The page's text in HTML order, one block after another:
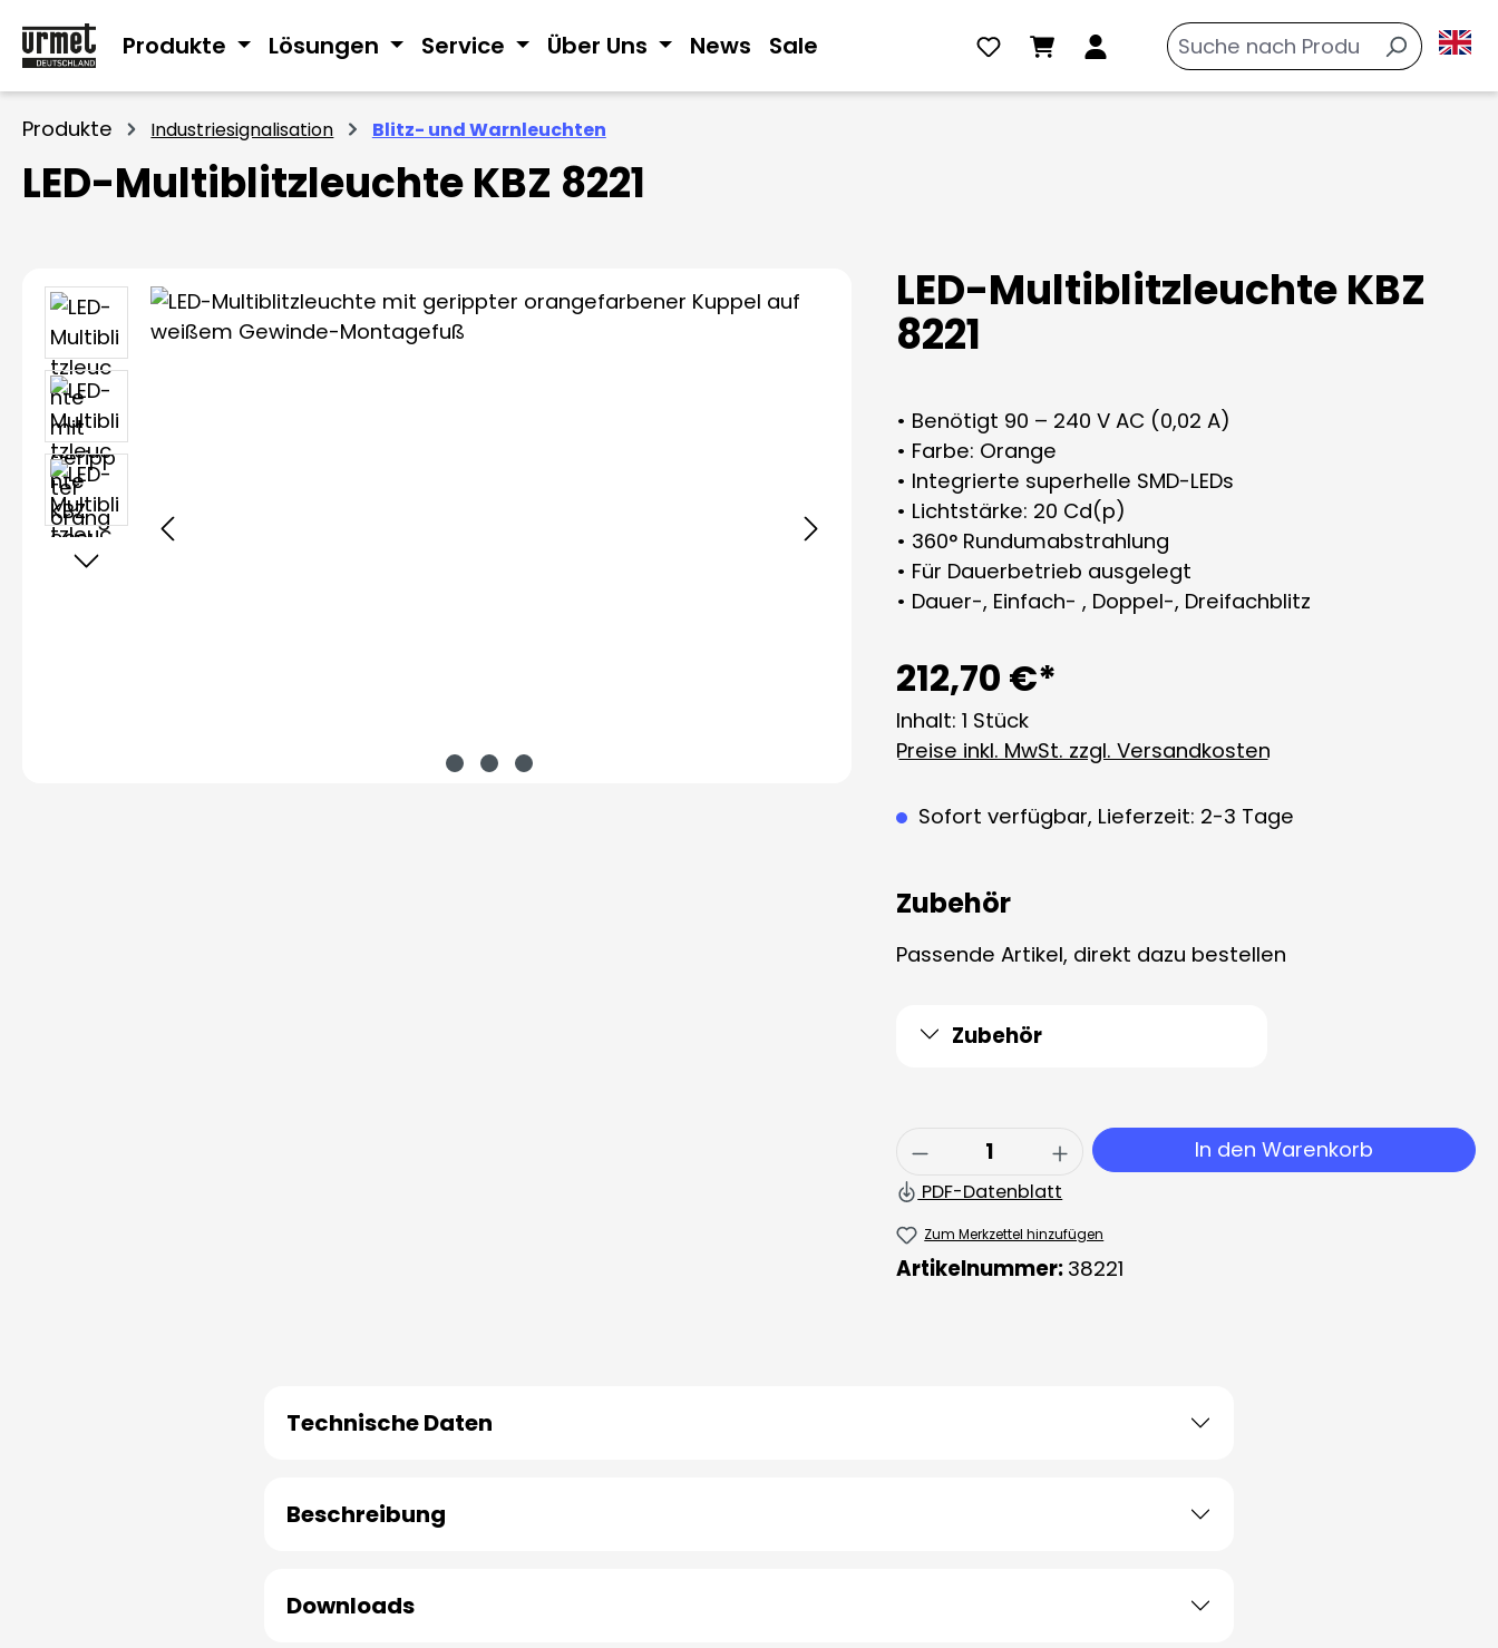
Hauptinhalt springen
Zur Suche springen
Zur Hauptnavigation springen
Produkte Lösungen Service Über Uns News Sale
Produkte Industriesignalisation Blitz- und Warnleuchten
LED-Multiblitzleuchte KBZ 8221
Bildergalerie überspringen LED-Multiblitzleuchte KBZ
8221
• Benötigt 90 – 240 V AC (0,02 A)
• Farbe: Orange
• Integrierte superhelle SMD-LEDs
• Lichtstärke: 20 Cd(p)
• 360° Rundumabstrahlung
• Für Dauerbetrieb ausgelegt
• Dauer-, Einfach- , Doppel-, Dreifachblitz
212,70 €*
Inhalt: 1 Stück
Preise inkl. MwSt. zzgl. Versandkosten
Sofort verfügbar, Lieferzeit: 2-3 Tage
Zubehör
Passende Artikel, direkt dazu bestellen
Zubehör
Produkt Anzahl: Gib den gewünschten
In den Warenkorb
PDF-Datenblatt
Zum Merkzettel hinzufügen
Artikelnummer: 38221
Technische Daten
Beschreibung
Downloads